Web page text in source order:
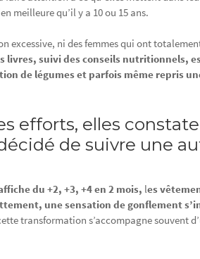
meilleure qu’il y a 10 ou 15 ans.
excessive, ni des femmes qui ont
livres, suivi des conseils nutritionnels,
de légumes et parfois même repris
efforts, elles
de suivre une
du +2, +3, +4 en 2 mois, les
une sensation de gonflement
transformation s’accompagne souvent